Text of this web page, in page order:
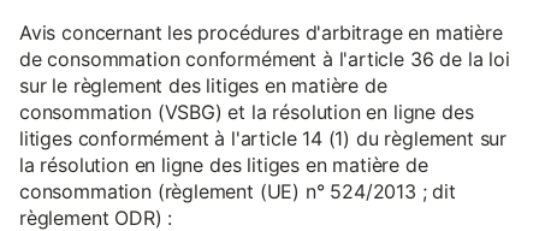
Avis concernant les procédures d'arbitrage en matière
de consommation conformément à l'article 36 de la loi
sur le règlement des litiges en matière de
consommation (VSBG) et la résolution en ligne des
litiges conformément à l'article 14 (1) du règlement sur
la résolution en ligne des litiges en matière de
consommation (règlement (UE) n° 524/2013 ; dit
règlement ODR) :